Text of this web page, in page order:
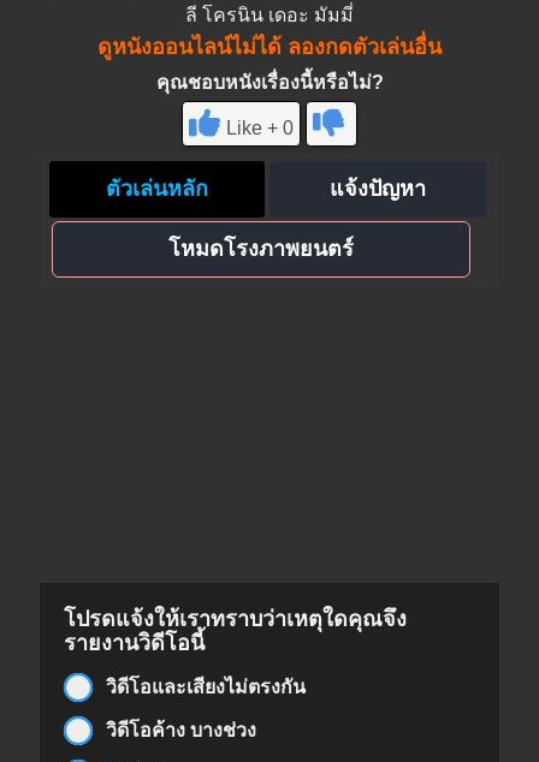
ลี โครนิน เดอะ มัมมี่
ดูหนังออนไลน์ไม่ได้ ลองกดตัวเล่นอื่น
คุณชอบหนังเรื่องนี้หรือไม่?
Like + 0
ตัวเล่นหลัก แจ้งปัญหา
โหมดโรงภาพยนตร์
โปรดแจ้งให้เราทราบว่าเหตุใดคุณจึง
รายงานวิดีโอนี้
วิดีโอและเสียงไม่ตรงกัน
วิดีโอค้าง บางช่วง